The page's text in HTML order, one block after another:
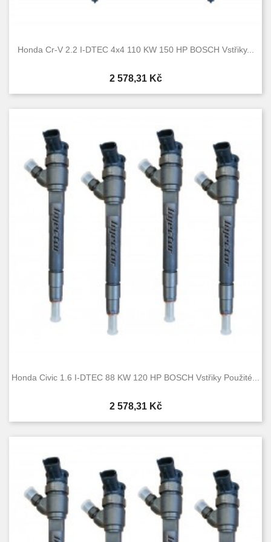
Honda Cr-V 2.2 I-DTEC 4x4 110 KW 150 HP BOSCH Vstřiky...
Cena
2 578,31 Kč
Honda Civic 1.6 I-DTEC 88 KW 120 HP BOSCH Vstřiky Použité...
Cena
2 578,31 Kč